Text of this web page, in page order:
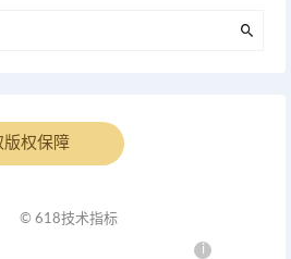
版权保障
术指标
i